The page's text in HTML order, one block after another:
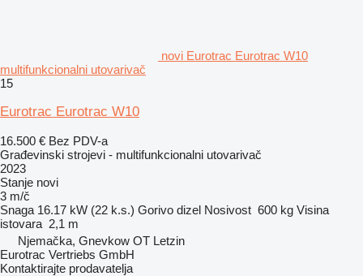
novi Eurotrac Eurotrac W10
multifunkcionalni utovarivač
15
Eurotrac Eurotrac W10
16.500 € Bez PDV-a
Građevinski strojevi - multifunkcionalni utovarivač
2023
Stanje novi
3 m/č
Snaga 16.17 kW (22 k.s.) Gorivo dizel Nosivost 600 kg Visina
istovara 2,1 m
Njemačka, Gnevkow OT Letzin
Eurotrac Vertriebs GmbH
Kontaktirajte prodavatelja